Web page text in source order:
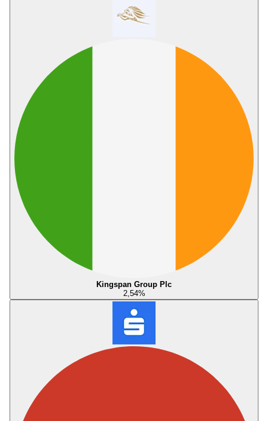
Kingspan Group Plc
2,54%